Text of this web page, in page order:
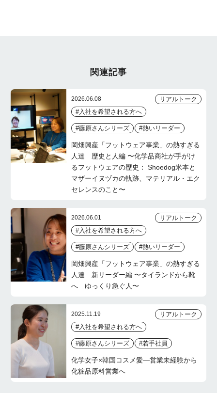
関連記事
2026.06.08
リアルトーク
#入社を希望される方へ
#藤原さんシリーズ #熱いリーダー
岡畑興産「フットウェア事業」の熱すぎる
人達 歴史と人編 〜化学品商社が手がけ
るフットウェアの歴史： Shoedog米本と
マザーイヌヅカの軌跡、マテリアル・エク
セレンスのこと〜
2026.06.01
リアルトーク
#入社を希望される方へ
#藤原さんシリーズ #熱いリーダー
岡畑興産「フットウェア事業」の熱すぎる
人達 新リーダー編 〜タイランドから靴
へ ゆっくり急ぐ人〜
2025.11.19
リアルトーク
#入社を希望される方へ
#藤原さんシリーズ #若手社員
化学女子×韓国コスメ愛—営業未経験から
化粧品原料営業へ